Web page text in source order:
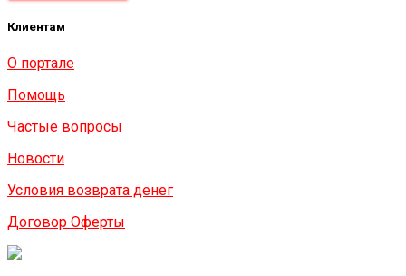
Клиентам
О портале
Помощь
Частые вопросы
Новости
Условия возврата денег
Договор Оферты